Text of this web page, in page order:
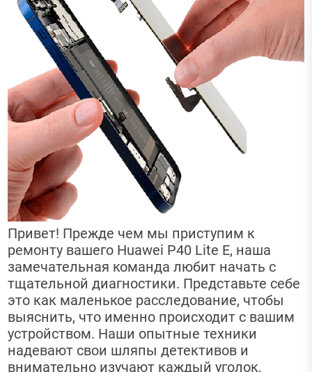
Привет! Прежде чем мы приступим к
ремонту вашего Huawei P40 Lite E, наша
замечательная команда любит начать с
тщательной диагностики. Представьте себе
это как маленькое расследование, чтобы
выяснить, что именно происходит с вашим
устройством. Наши опытные техники
надевают свои шляпы детективов и
внимательно изучают каждый уголок,